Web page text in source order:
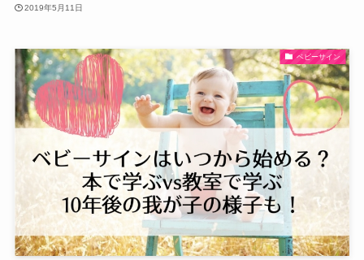
2019年5月11日
ベビーサイン